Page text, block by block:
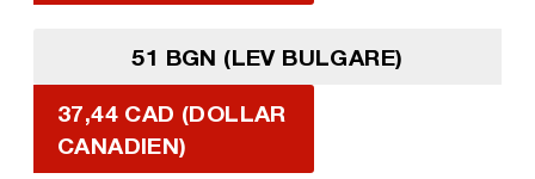
51 BGN (LEV BULGARE)
37,44 CAD (DOLLAR
CANADIEN)